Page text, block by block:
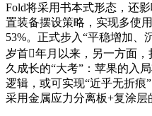
Fold将采用书本式形态，还
置装备摆设策略，实现多使
53%。正式步入“平稳增加、
岁首年月以来，另一方面
久成长的“大考”：苹果的入
逻辑，或可实现“近乎无折痕
采用金属应力分离板+复涂层